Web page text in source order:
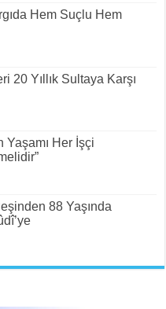
Hem Suçlu Hem
20 Yıllık Sultaya Karşı
Yaşamı Her İşçi
88 Yaşında